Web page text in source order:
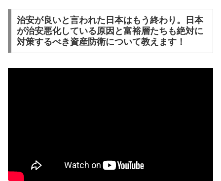
治安が良いと言われた日本はもう終わり。日本
が治安悪化している原因と富裕層たちも絶対に
対策するべき資産防衛について教えます！